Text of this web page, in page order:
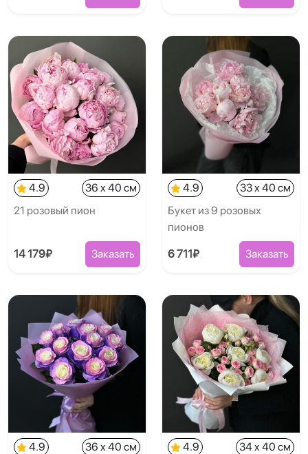
4.9
36 x 40 см
21 розовый пион
14 179₽ Заказать
4.9
33 x 40 см
Букет из 9 розовых
пионов
6 711₽ Заказать
4.9
36 x 40 см
4.9
34 x 40 см